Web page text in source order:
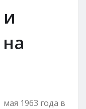
1963 года в